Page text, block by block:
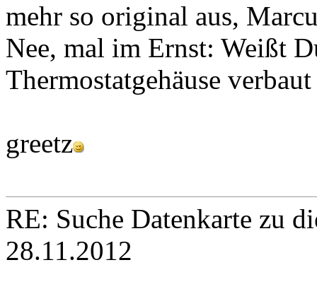
mehr so original aus,
Nee, mal im Ernst: Weißt
Thermostatgehäuse
greetz
RE: Suche Datenkarte zu
28.11.2012